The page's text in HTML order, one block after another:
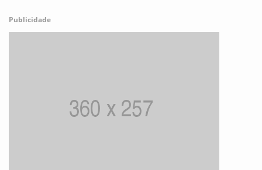
Publicidade